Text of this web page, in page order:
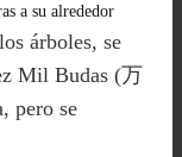
a su alrededor
árboles, se
Mil Budas (万
pero se